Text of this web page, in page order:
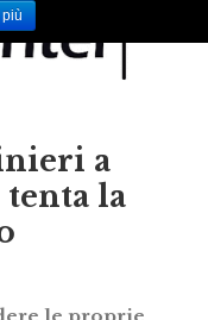
a
la